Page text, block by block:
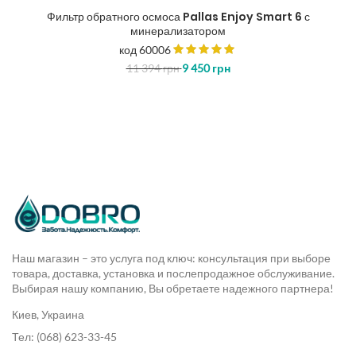
Фильтр обратного осмоса Pallas Enjoy Smart 6 с
минерализатором
код 60006
11 394грн9 450грн
Наш магазин – это услуга под ключ: консультация при выборе
товара, доставка, установка и послепродажное обслуживание.
Выбирая нашу компанию, Вы обретаете надежного партнера!
Киев, Украина
Тел: (068) 623-33-45